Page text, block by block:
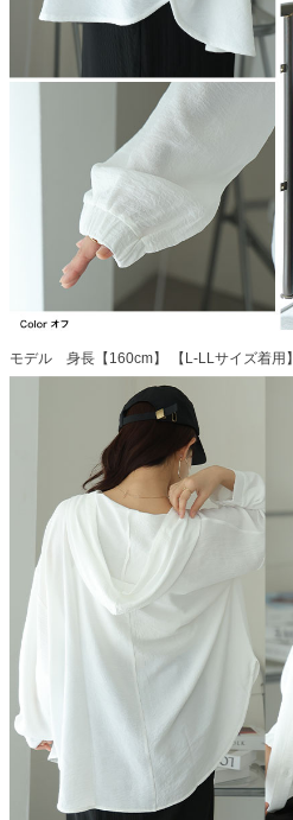
モデル 身長【160cm】 【L-LLサイズ着用】